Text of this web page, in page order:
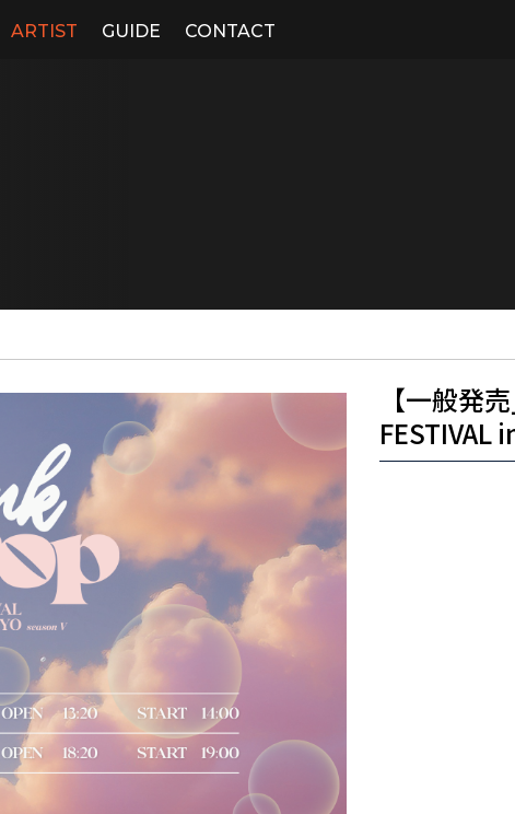
ARTIST GUIDE CONTACT
【一般発
FESTIVAL